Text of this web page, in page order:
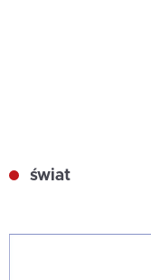
świat